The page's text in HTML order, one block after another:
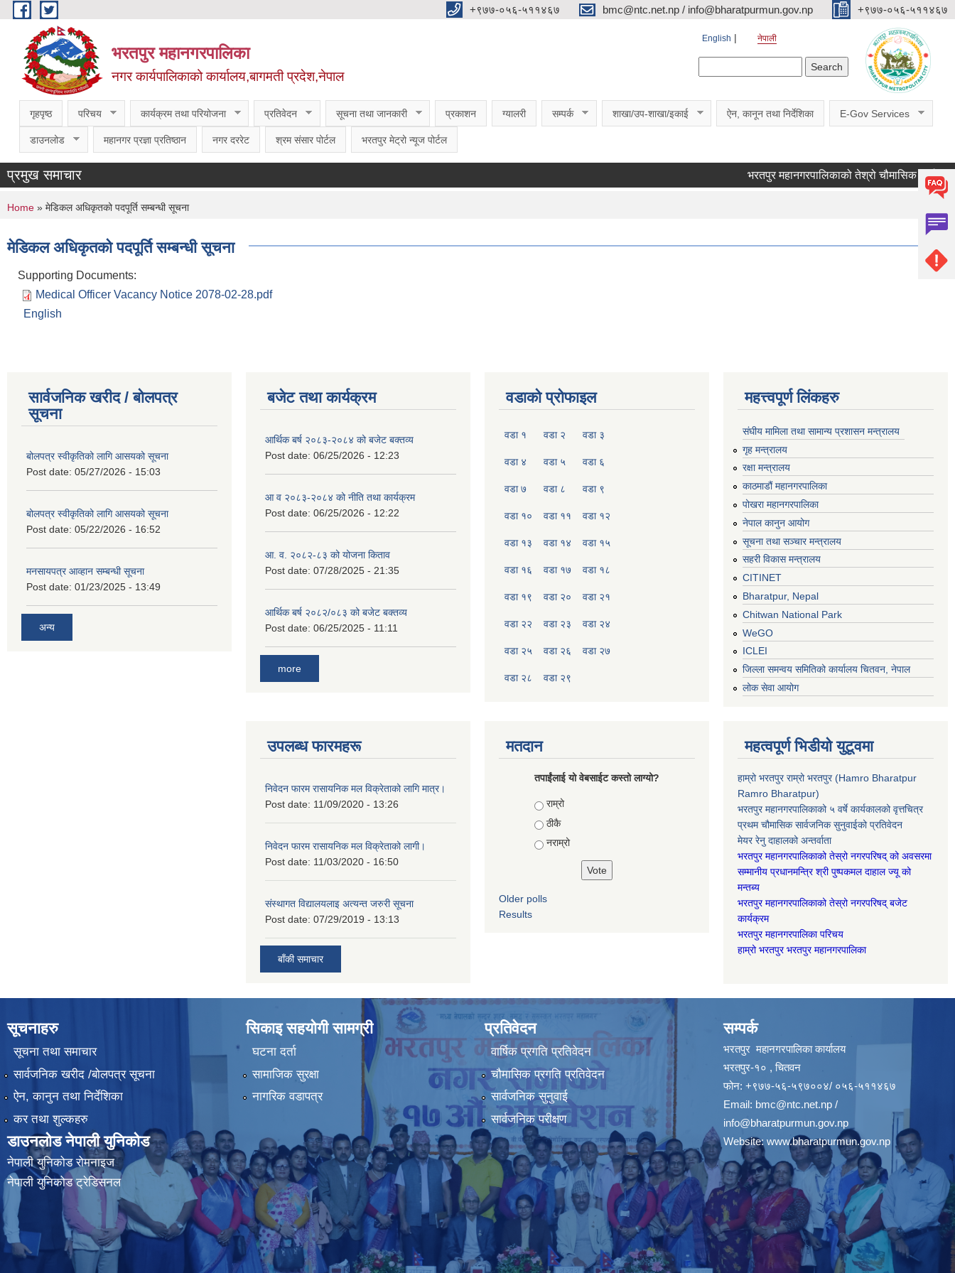
Skip to main content ‌‌+९७७-०५६-५११४६७ bmc@ntc.net.np / info@bharatpurmun.gov.np ‌‌+९७७-०५६-५११४६७
भरतपुर महानगरपालिका
नगर कार्यपालिकाको कार्यालय,बागमती प्रदेश,नेपाल
English नेपाली
गृहपृष्ठ परिचय कार्यक्रम तथा परियोजना प्रतिवेदन सूचना तथा जानकारी प्रकाशन ग्यालरी सम्पर्क शाखा/उप-शाखा/इकाई ऐन, कानून तथा निर्देशिका E-Gov Services
डाउनलोड महानगर प्रज्ञा प्रतिष्ठान नगर दररेट श्रम संसार पोर्टल भरतपुर मेट्रो न्यूज पोर्टल
प्रमुख समाचार भरतपुर महानगरपालिकाको तेश्रो चौमासिक सार्वजनिक
You are here
Home » मेडिकल अधिकृतको पदपूर्ति सम्बन्धी सूचना
मेडिकल अधिकृतको पदपूर्ति सम्बन्धी सूचना
Supporting Documents:
Medical Officer Vacancy Notice 2078-02-28.pdf
English
सार्वजनिक खरीद / बोलपत्र
सूचना
बोलपत्र स्वीकृतिको लागि आसयको सूचना
Post date: 05/27/2026 - 15:03
बोलपत्र स्वीकृतिको लागि आसयको सूचना
Post date: 05/22/2026 - 16:52
मनसायपत्र आव्हान सम्बन्धी सूचना
Post date: 01/23/2025 - 13:49
अन्य
बजेट तथा कार्यक्रम
आर्थिक बर्ष २०८३-२०८४ को बजेट बक्तव्य
Post date: 06/25/2026 - 12:23
आ व २०८३-२०८४ को नीति तथा कार्यक्रम
Post date: 06/25/2026 - 12:22
आ. व. २०८२-८३ को योजना किताव
Post date: 07/28/2025 - 21:35
आर्थिक बर्ष २०८२/०८३ को बजेट बक्तव्य
Post date: 06/25/2025 - 11:11
more
वडाको प्रोफाइल
वडा १ वडा २ वडा ३
वडा ४ वडा ५ वडा ६
वडा ७ वडा ८ वडा ९
वडा १० वडा ११ वडा १२
वडा १३ वडा १४ वडा १५
वडा १६ वडा १७ वडा १८
वडा १९ वडा २० वडा २१
वडा २२ वडा २३ वडा २४
वडा २५ वडा २६ वडा २७
वडा २८ वडा २९
महत्त्वपूर्ण लिंकहरु
संघीय मामिला तथा सामान्य प्रशासन मन्त्रालय
गृह मन्त्रालय
रक्षा मन्त्रालय
काठमाडौं महानगरपालिका
पोखरा महानगरपालिका
नेपाल कानुन आयोग
सूचना तथा सञ्चार मन्त्रालय
सहरी विकास मन्त्रालय
CITINET
Bharatpur, Nepal
Chitwan National Park
WeGO
ICLEI
जिल्ला समन्वय समितिको कार्यालय चितवन, नेपाल
लोक सेवा आयोग
उपलब्ध फारमहरू
निवेदन फारम रासायनिक मल विक्रेताको लागि मात्र।
Post date: 11/09/2020 - 13:26
निवेदन फारम रासायनिक मल विक्रेताको लागी।
Post date: 11/03/2020 - 16:50
संस्थागत विद्यालयलाइ अत्यन्त जरुरी सूचना
Post date: 07/29/2019 - 13:13
बाँकी समाचार
मतदान
तपाईंलाई यो वेबसाईट कस्तो लाग्यो?
Choices
राम्रो
ठीकै
नराम्रो
Older polls
Results
महत्वपूर्ण भिडीयो युटूवमा
हाम्रो भरतपुर राम्रो भरतपुर (Hamro Bharatpur
Ramro Bharatpur)
भरतपुर महानगरपालिकाको ५ वर्षे कार्यकालको वृत्तचित्र
प्रथम चौमासिक सार्वजनिक सुनुवाईको प्रतिवेदन
मेयर रेनु दाहालको अन्तर्वाता
भरतपुर महानगरपालिकाको तेस्रो नगरपरिषद् को अवसरमा
सम्मानीय प्रधानमन्त्रि श्री पुष्पकमल दाहाल ज्यू को
मन्तब्य
भरतपुर महानगरपालिकाको तेस्रो नगरपरिषद् बजेट
कार्यक्रम
भरतपुर महानगरपालिका परिचय
हाम्रो भरतपुर भरतपुर महानगरपालिका
सूचनाहरु
सूचना तथा समाचार
सार्वजनिक खरीद /बोलपत्र सूचना
ऐन, कानुन तथा निर्देशिका
कर तथा शुल्कहरु
डाउनलोड नेपाली युनिकोड
नेपाली युनिकोड रोमनाइज
नेपाली युनिकोड ट्रेडिसनल
सिकाइ सहयोगी सामग्री
घटना दर्ता
सामाजिक सुरक्षा
नागरिक वडापत्र
प्रतिवेदन
वार्षिक प्रगति प्रतिवेदन
चौमासिक प्रगति प्रतिवेदन
सार्वजनिक सुनुवाई
सार्वजनिक परीक्षण
सम्पर्क
भरतपुर महानगरपालिका कार्यालय
भरतपुर-१० , चितवन
फोन: +९७७-५६-५९७००४/ ०५६-५११४६७
Email: bmc@ntc.net.np /
info@bharatpurmun.gov.np
Website: www.bharatpurmun.gov.np